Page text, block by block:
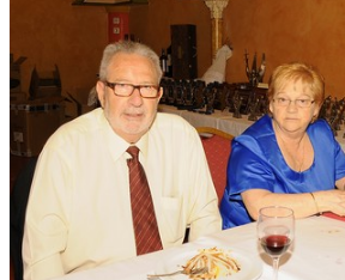
Log diploma en Pdf
Fotos
Sistemas Digitales
Noticias de interés
Contacto